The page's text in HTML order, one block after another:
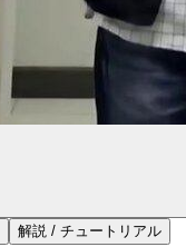
解説 / チュートリアル